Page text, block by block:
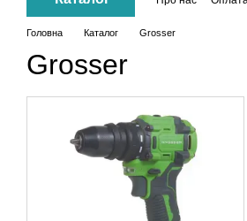
Головна Каталог Grosser
Grosser